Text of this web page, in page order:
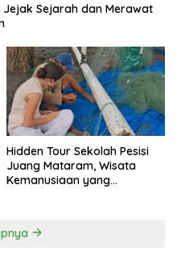
Jejak Sejarah dan Merawat
Hidden Tour Sekolah Pesisi
Juang Mataram, Wisata
Kemanusiaan yang